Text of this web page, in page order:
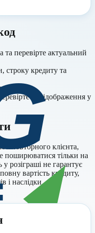
та перевірте актуальний
строку кредиту та
заявки.
їх відображення у
повторного клієнта,
поширюватися тільки на
розіграші не гарантує
вартість кредиту,
і наслідки